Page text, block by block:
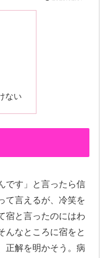
ない
です」と言ったら信
て言えるが、冷笑を
宿と言ったのにはわ
んなところに宿をと
正解を明かそう。病